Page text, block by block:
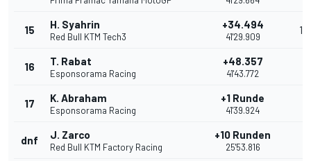
15 H. Syahrin
Red Bull KTM Tech3
+34.494
41'29.909
1
16 T. Rabat
Esponsorama Racing
+48.357
41'43.772
17 K. Abraham
Esponsorama Racing
+1 Runde
41'39.924
dnf J. Zarco
Red Bull KTM Factory Racing
+10 Runden
25'53.816